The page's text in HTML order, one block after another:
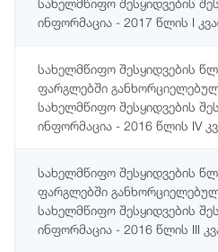
სახელმწიფო შესყიდვების
ინფორმაცია - 2017 წლის I
სახელმწიფო შესყიდვების
ფარგლებში
სახელმწიფო შესყიდვების
ინფორმაცია - 2016 წლის IV
სახელმწიფო შესყიდვების
ფარგლებში
სახელმწიფო შესყიდვების
ინფორმაცია - 2016 წლის III